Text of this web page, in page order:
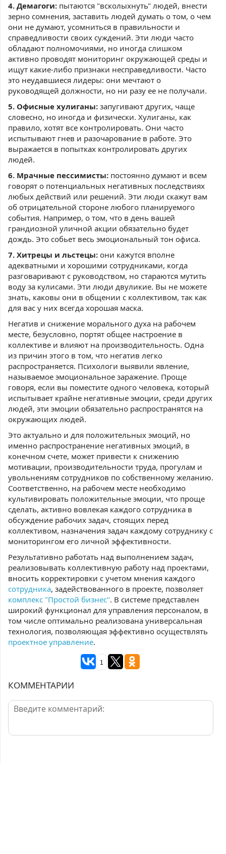
4. Демагоги: пытаются "всколыхнуть" людей, внести
зерно сомнения, заставить людей думать о том, о чем
они не думают, усомниться в правильности и
справедливости своих суждений. Эти люди часто
обладают полномочиями, но иногда слишком
активно проводят мониторинг окружающей среды и
ищут какие-либо признаки несправедливости. Часто
это неудавшиеся лидеры: они мечтают о
руководящей должности, но ни разу ее не получали.
5. Офисные хулиганы: запугивают других, чаще
словесно, но иногда и физически. Хулиганы, как
правило, хотят все контролировать. Они часто
испытывают гнев и разочарование в работе. Это
выражается в попытках контролировать других
людей.
6. Мрачные пессимисты: постоянно думают и всем
говорят о потенциальных негативных последствиях
любых действий или решений. Эти люди скажут вам
об отрицательной стороне любого планируемого
события. Например, о том, что в день вашей
грандиозной уличной акции обязательно будет
дождь. Это собьет весь эмоциональный тон офиса.
7. Хитрецы и льстецы: они кажутся вполне
адекватными и хорошими сотрудниками, когда
разговаривают с руководством, но стараются мутить
воду за кулисами. Эти люди двуликие. Вы не можете
знать, каковы они в общении с коллективом, так как
для вас у них всегда хорошая маска.
Негатив и снижение морального духа на рабочем
месте, безусловно, портят общее настроение в
коллективе и влияют на производительность. Одна
из причин этого в том, что негатив легко
распространяется. Психологи выявили явление,
называемое эмоциональное заражение. Проще
говоря, если вы поместите одного человека, который
испытывает крайне негативные эмоции, среди других
людей, эти эмоции обязательно распространятся на
окружающих людей.
Это актуально и для положительных эмоций, но
именно распространение негативных эмоций, в
конечном счете, может привести к снижению
мотивации, производительности труда, прогулам и
увольнениям сотрудников по собственному желанию.
Соответственно, на рабочем месте необходимо
культивировать положительные эмоции, что проще
сделать, активно вовлекая каждого сотрудника в
обсуждение рабочих задач, стоящих перед
коллективом, назначения задач каждому сотруднику с
мониторингом его личной эффективности.
Результативно работать над выполнением задач,
реализовывать коллективную работу над проектами,
вносить корректировки с учетом мнения каждого
сотрудника, задействованного в проекте, позволяет
комплекс "Простой бизнес". В системе представлен
широкий функционал для управления персоналом, в
том числе оптимально реализована универсальная
технология, позволяющая эффективно осуществлять
проектное управление.
1
КОММЕНТАРИИ